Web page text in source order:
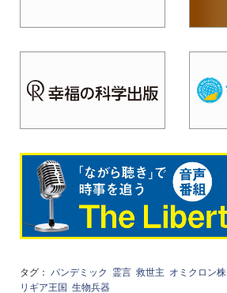
タグ： パンデミック 霊言 救世主 オミクロン株
リギア王国 生物兵器